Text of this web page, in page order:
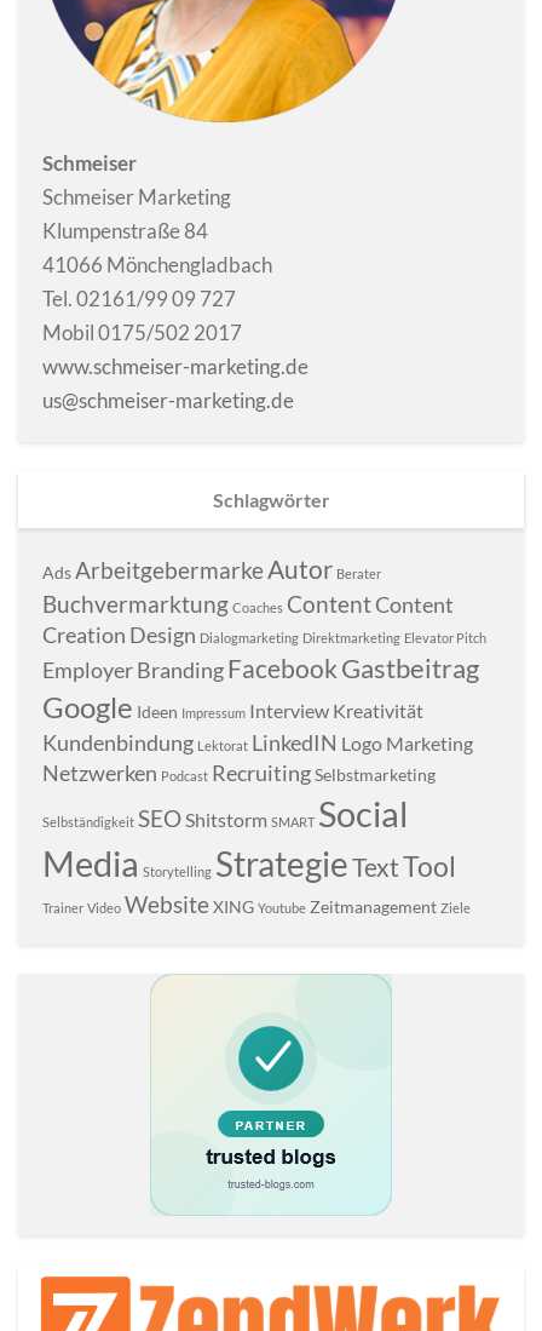
Schmeiser
Schmeiser Marketing
Klumpenstraße 84
41066 Mönchengladbach
Tel. 02161/99 09 727
Mobil 0175/502 2017
www.schmeiser-marketing.de
us@schmeiser-marketing.de
Schlagwörter
Ads Arbeitgebermarke Autor Berater
Buchvermarktung Coaches ContentContent
Creation Design Dialogmarketing Direktmarketing Elevator Pitch
Employer BrandingFacebook Gastbeitrag
Google Ideen Impressum Interview Kreativität
Kundenbindung Lektorat LinkedIN Logo Marketing
Netzwerken Podcast RecruitingSelbstmarketing
Selbständigkeit SEO Shitstorm SMART Social
Media Storytelling StrategieTextTool
Trainer Video Website XING Youtube Zeitmanagement Ziele